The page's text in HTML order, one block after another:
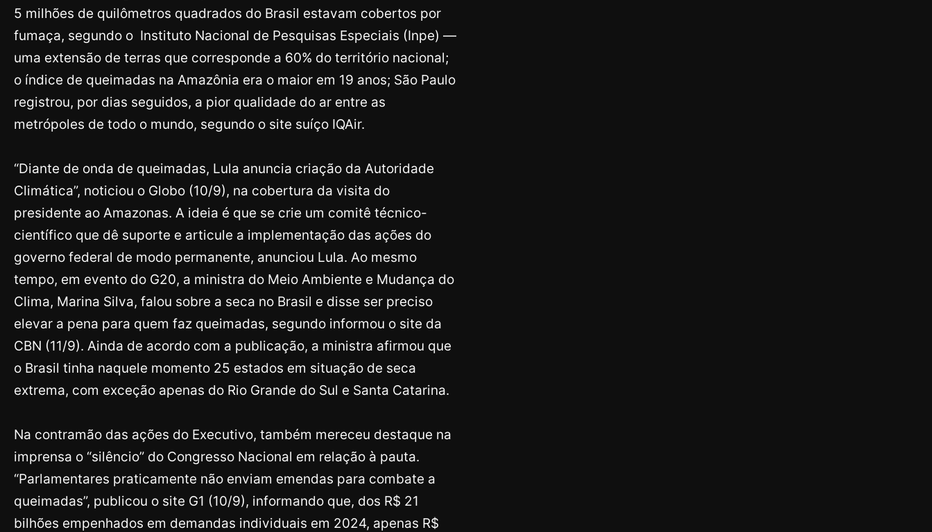
5 milhões de quilômetros quadrados do Brasil estavam cobertos por
fumaça, segundo o Instituto Nacional de Pesquisas Especiais (Inpe) —
uma extensão de terras que corresponde a 60% do território nacional;
o índice de queimadas na Amazônia era o maior em 19 anos; São Paulo
registrou, por dias seguidos, a pior qualidade do ar entre as
metrópoles de todo o mundo, segundo o site suíço IQAir.
“Diante de onda de queimadas, Lula anuncia criação da Autoridade
Climática”, noticiou o Globo (10/9), na cobertura da visita do
presidente ao Amazonas. A ideia é que se crie um comitê técnico-
científico que dê suporte e articule a implementação das ações do
governo federal de modo permanente, anunciou Lula. Ao mesmo
tempo, em evento do G20, a ministra do Meio Ambiente e Mudança do
Clima, Marina Silva, falou sobre a seca no Brasil e disse ser preciso
elevar a pena para quem faz queimadas, segundo informou o site da
CBN (11/9). Ainda de acordo com a publicação, a ministra afirmou que
o Brasil tinha naquele momento 25 estados em situação de seca
extrema, com exceção apenas do Rio Grande do Sul e Santa Catarina.
Na contramão das ações do Executivo, também mereceu destaque na
imprensa o “silêncio” do Congresso Nacional em relação à pauta.
“Parlamentares praticamente não enviam emendas para combate a
queimadas”, publicou o site G1 (10/9), informando que, dos R$ 21
bilhões empenhados em demandas individuais em 2024, apenas R$